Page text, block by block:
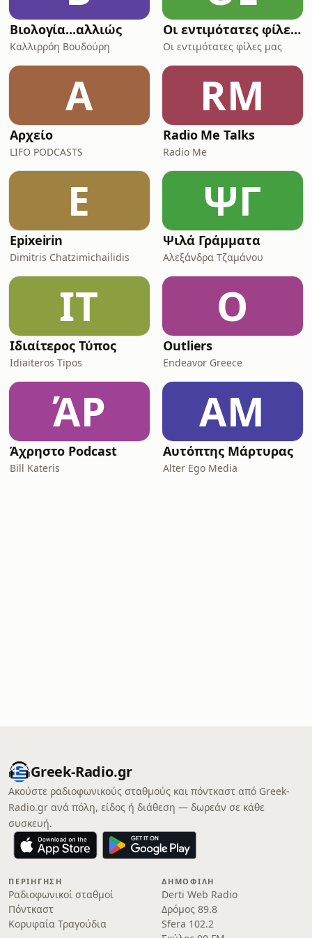
Βιολογία...αλλιώς
Καλλιρρόη Βουδούρη
Οι εντιμότατες φίλες μας
Οι εντιμότατες φίλες μας
Α
Αρχείο
LIFO PODCASTS
RM
Radio Me Talks
Radio Me
E
Epixeirin
Dimitris Chatzimichailidis
ΨΓ
Ψιλά Γράμματα
Αλεξάνδρα Τζαμάνου
ΙΤ
Ιδιαίτερος Τύπος
Idiaiteros Tipos
O
Outliers
Endeavor Greece
ΆP
Άχρηστο Podcast
Bill Kateris
ΑΜ
Αυτόπτης Μάρτυρας
Alter Ego Media
Greek-Radio.gr
Ακούστε ραδιοφωνικούς σταθμούς και πόντκαστ από Greek-
Radio.gr ανά πόλη, είδος ή διάθεση — δωρεάν σε κάθε
συσκευή.
ΠΕΡΙΉΓΗΣΗ
Ραδιοφωνικοί σταθμοί
Πόντκαστ
Κορυφαία Τραγούδια
ΔΗΜΟΦΙΛΉ
Derti Web Radio
Δρόμος 89.8
Sfera 102.2